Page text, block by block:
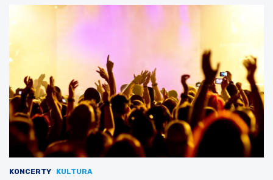
KONCERTY KULTURA